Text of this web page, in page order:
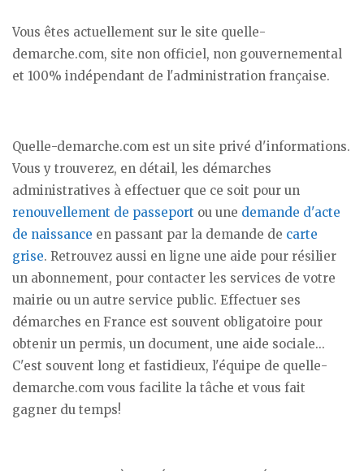
Vous êtes actuellement sur le site quelle-
demarche.com, site non officiel, non gouvernemental
et 100% indépendant de l'administration française.
Quelle-demarche.com est un site privé d'informations.
Vous y trouverez, en détail, les démarches
administratives à effectuer que ce soit pour un
renouvellement de passeport ou une demande d'acte
de naissance en passant par la demande de carte
grise. Retrouvez aussi en ligne une aide pour résilier
un abonnement, pour contacter les services de votre
mairie ou un autre service public. Effectuer ses
démarches en France est souvent obligatoire pour
obtenir un permis, un document, une aide sociale...
C'est souvent long et fastidieux, l'équipe de quelle-
demarche.com vous facilite la tâche et vous fait
gagner du temps!